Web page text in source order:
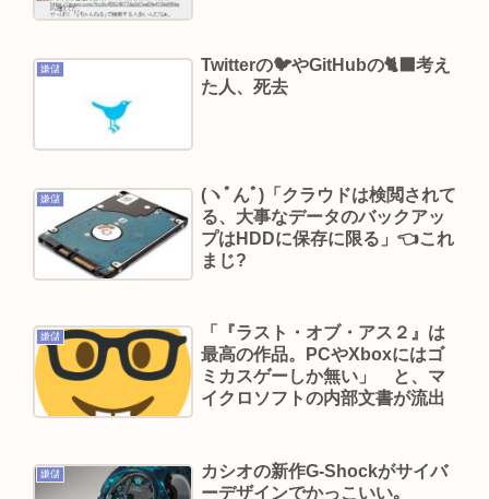
「そば（うどん）+いなり寿司」ってセットをあま
ラーメン二郎「もう食わない？ さっきは食べれる
って言ったじゃねーか！」（ヽ´ん`）「」 反論でき
や！」👈この風潮はもう無くなった？
独身おっさんワイ、底辺職の親戚が説教してくる
ので身を隠す
察、口外禁止、残業・休日出勤200時間越、孤
立…。やばすぎて草はえる
Powered by livedoor 相互RSS
嫌儲
Twitterの🐦やGitHubの🐈‍⬛考え
た人、死去
嫌儲
(ヽﾟんﾟ)「クラウドは検閲されて
る、大事なデータのバックアッ
プはHDDに保存に限る」👈これ
まじ?
嫌儲
「『ラスト・オブ・アス２』は
最高の作品。PCやXboxにはゴ
ミカスゲーしか無い」 と、マ
イクロソフトの内部文書が流出
嫌儲
カシオの新作G-Shockがサイバ
ーデザインでかっこいい｡